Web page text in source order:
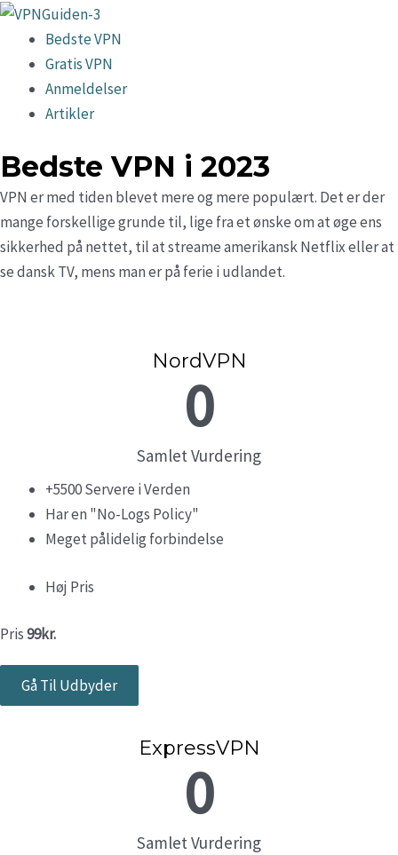
Gå
indholdet
Menu Bedste VPN
Gratis VPN
Anmeldelser
Artikler
Bedste VPN i 2023
VPN er med tiden blevet mere og mere populært. Det er der
mange forskellige grunde til, lige fra et ønske om at øge ens
sikkerhed på nettet, til at streame amerikansk Netflix eller at
se dansk TV, mens man er på ferie i udlandet.
NordVPN
0
Samlet Vurdering
+5500 Servere i Verden
Har en "No-Logs Policy"
Meget pålidelig forbindelse
Høj Pris
Pris99kr.
Gå Til Udbyder
ExpressVPN
0
Samlet Vurdering